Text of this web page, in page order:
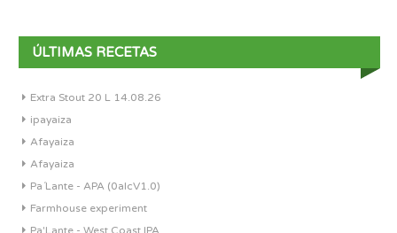
ÚLTIMAS RECETAS
Extra Stout 20 L 14.08.26
ipayaiza
Afayaiza
Afayaiza
Pa´Lante - APA (0alcV1.0)
Farmhouse experiment
Pa'Lante - West Coast IPA